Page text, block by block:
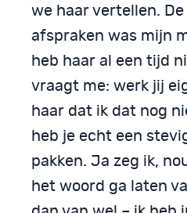
we haar vertellen.
afspraken was mijn
heb haar al een tijd
vraagt me: werk jij
haar dat ik dat nog
heb je echt een
pakken. Ja zeg ik,
het woord ga laten